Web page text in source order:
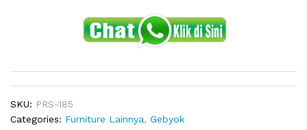
SKU: PRS-185
Categories: Furniture Lainnya, Gebyok